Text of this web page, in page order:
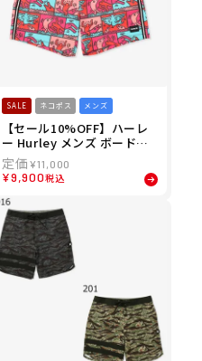
SALE ネコポス メンズ
【セール10%OFF】ハーレ
ー Hurley メンズ ボードシ
ョーツ トランクス PHANTO
M エコ セッションズ キー
ス・ヘリング 16" MBS1187
6
¥11,000
¥9,900税込